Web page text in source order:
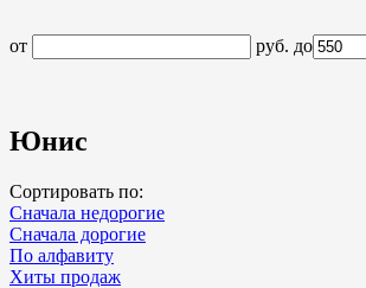
от руб. до
Юнис
Сортировать по:
Сначала недорогие
Сначала дорогие
По алфавиту
Хиты продаж